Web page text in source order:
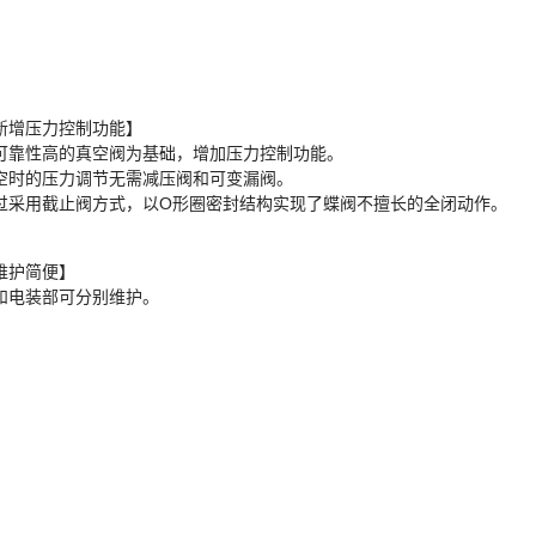
增压力控制功能】
靠性高的真空阀为基础，增加压力控制功能。
时的压力调节无需减压阀和可变漏阀。
采用截止阀方式，以O形圈密封结构实现了蝶阀不擅长的全闭动作。
护简便】
电装部可分别维护。